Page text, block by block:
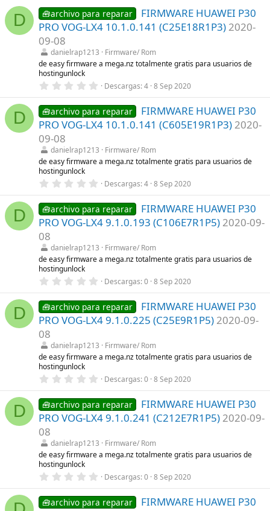
)
0
e
s
e
l
s
)
D 🧰archivo para reparar
FIRMWARE HUAWEI P30
PRO VOG-LX4 10.1.0.141 (C25E18R1P3) 2020-
09-08
danielrap1213
Firmware/ Rom
de easy firmware a mega.nz totalmente gratis para usuarios de
hostingunlock
0
0
0
e
s
e
l
s
)
Descargas 4 8 Sep 2020
D 🧰archivo para reparar
FIRMWARE HUAWEI P30
PRO VOG-LX4 10.1.0.141 (C605E19R1P3) 2020-
09-08
danielrap1213
Firmware/ Rom
de easy firmware a mega.nz totalmente gratis para usuarios de
hostingunlock
0
0
0
e
s
e
l
s
)
Descargas 4 8 Sep 2020
D 🧰archivo para reparar
FIRMWARE HUAWEI P30
PRO VOG-LX4 9.1.0.193 (C106E7R1P5) 2020-09-
08
danielrap1213
Firmware/ Rom
de easy firmware a mega.nz totalmente gratis para usuarios de
hostingunlock
0
0
0
e
s
e
l
s
)
Descargas 0 8 Sep 2020
D 🧰archivo para reparar
FIRMWARE HUAWEI P30
PRO VOG-LX4 9.1.0.225 (C25E9R1P5) 2020-09-
08
danielrap1213
Firmware/ Rom
de easy firmware a mega.nz totalmente gratis para usuarios de
hostingunlock
0
0
0
e
s
e
l
s
)
Descargas 0 8 Sep 2020
D 🧰archivo para reparar
FIRMWARE HUAWEI P30
PRO VOG-LX4 9.1.0.241 (C212E7R1P5) 2020-09-
08
danielrap1213
Firmware/ Rom
de easy firmware a mega.nz totalmente gratis para usuarios de
hostingunlock
0
0
0
Descargas 0 8 Sep 2020
🧰archivo para reparar
FIRMWARE HUAWEI P30